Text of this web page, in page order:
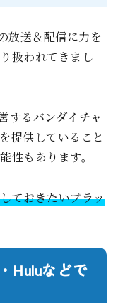
放送＆配信に力を
扱われてきまし
するバンダイチャ
提供していること
性もあります。
ておきたいプラッ
Huluなどで